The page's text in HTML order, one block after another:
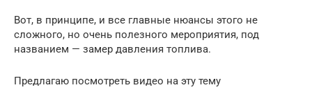
Вот, в принципе, и все главные нюансы этого не
сложного, но очень полезного мероприятия, под
названием — замер давления топлива.
Предлагаю посмотреть видео на эту тему